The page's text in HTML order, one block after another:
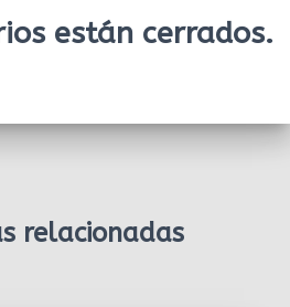
están cerrados.
relacionadas